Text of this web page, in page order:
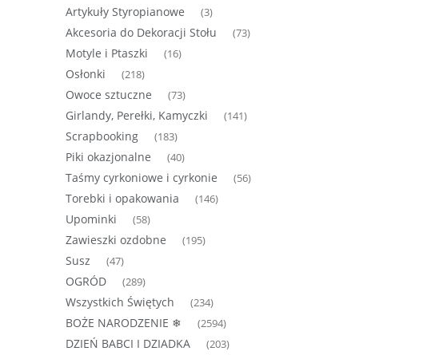
Artykuły Styropianowe (3)
Akcesoria do Dekoracji Stołu (73)
Motyle i Ptaszki (16)
Osłonki (218)
Owoce sztuczne (73)
Girlandy, Perełki, Kamyczki (141)
Scrapbooking (183)
Piki okazjonalne (40)
Taśmy cyrkoniowe i cyrkonie (56)
Torebki i opakowania (146)
Upominki (58)
Zawieszki ozdobne (195)
Susz (47)
OGRÓD (289)
Wszystkich Świętych (234)
BOŻE NARODZENIE ❄ (2594)
DZIEŃ BABCI I DZIADKA (203)